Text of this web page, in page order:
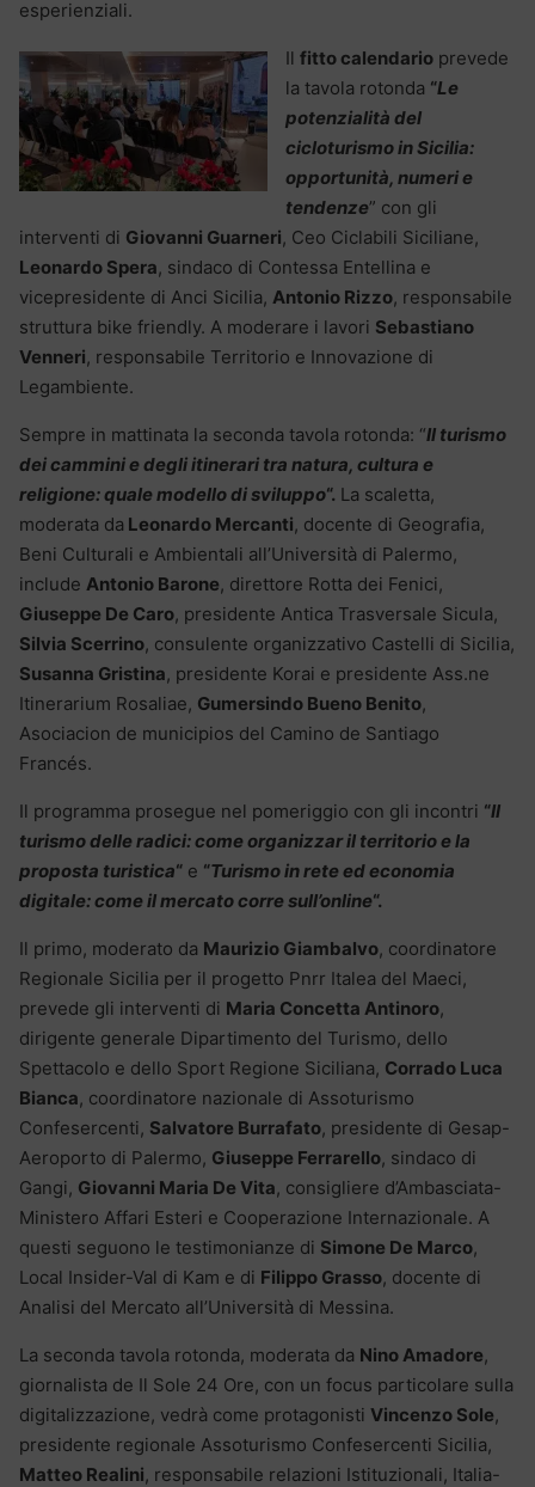
esperienziali.
Il fitto calendario prevede
la tavola rotonda “Le
potenzialità del
cicloturismo in Sicilia:
opportunità, numeri e
tendenze” con gli
interventi di Giovanni Guarneri, Ceo Ciclabili Siciliane,
Leonardo Spera, sindaco di Contessa Entellina e
vicepresidente di Anci Sicilia, Antonio Rizzo, responsabile
struttura bike friendly. A moderare i lavori Sebastiano
Venneri, responsabile Territorio e Innovazione di
Legambiente.
Sempre in mattinata la seconda tavola rotonda: “Il turismo
dei cammini e degli itinerari tra natura, cultura e
religione: quale modello di sviluppo“. La scaletta,
moderata da Leonardo Mercanti, docente di Geografia,
Beni Culturali e Ambientali all’Università di Palermo,
include Antonio Barone, direttore Rotta dei Fenici,
Giuseppe De Caro, presidente Antica Trasversale Sicula,
Silvia Scerrino, consulente organizzativo Castelli di Sicilia,
Susanna Gristina, presidente Korai e presidente Ass.ne
Itinerarium Rosaliae, Gumersindo Bueno Benito,
Asociacion de municipios del Camino de Santiago
Francés.
Il programma prosegue nel pomeriggio con gli incontri “Il
turismo delle radici: come organizzar il territorio e la
proposta turistica“ e “Turismo in rete ed economia
digitale: come il mercato corre sull’online“.
Il primo, moderato da Maurizio Giambalvo, coordinatore
Regionale Sicilia per il progetto Pnrr Italea del Maeci,
prevede gli interventi di Maria Concetta Antinoro,
dirigente generale Dipartimento del Turismo, dello
Spettacolo e dello Sport Regione Siciliana, Corrado Luca
Bianca, coordinatore nazionale di Assoturismo
Confesercenti, Salvatore Burrafato, presidente di Gesap-
Aeroporto di Palermo, Giuseppe Ferrarello, sindaco di
Gangi, Giovanni Maria De Vita, consigliere d’Ambasciata-
Ministero Affari Esteri e Cooperazione Internazionale. A
questi seguono le testimonianze di Simone De Marco,
Local Insider-Val di Kam e di Filippo Grasso, docente di
Analisi del Mercato all’Università di Messina.
La seconda tavola rotonda, moderata da Nino Amadore,
giornalista de Il Sole 24 Ore, con un focus particolare sulla
digitalizzazione, vedrà come protagonisti Vincenzo Sole,
presidente regionale Assoturismo Confesercenti Sicilia,
Matteo Realini, responsabile relazioni Istituzionali, Italia-